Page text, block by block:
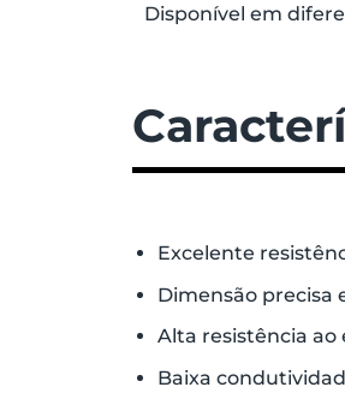
Disponível em
Excelente
Dimensão precisa
Alta resistência
Baixa